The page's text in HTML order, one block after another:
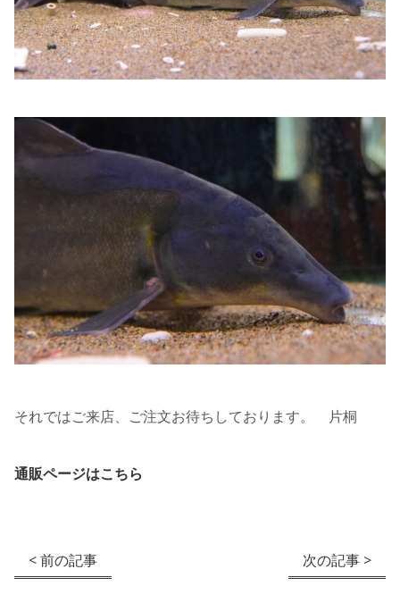
それではご来店、ご注文お待ちしております。 片桐
通販ページはこちら
< 前の記事 次の記事 >